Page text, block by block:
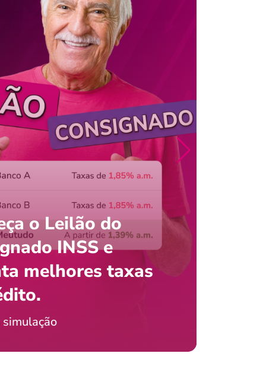
saldo do FGTS pelo
com o celular?
Jordão
o Leilão do
INSS e
melhores taxas
simulação